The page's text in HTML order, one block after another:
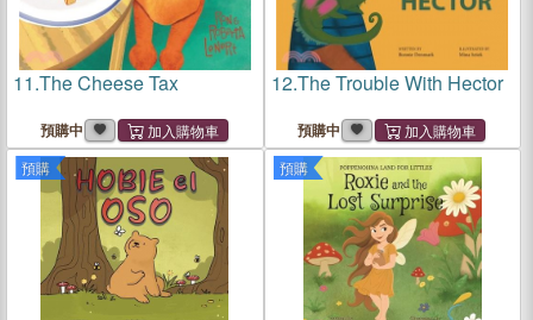
11.The Cheese Tax
預購中
12.The Trouble With Hector
預購中
預購 預購